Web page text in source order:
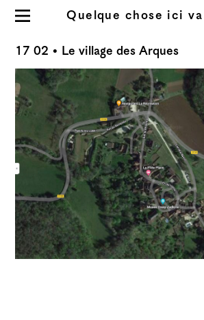
Quelque chose ici
17 02 • Le village des Arques
À propos du site
Informations
Index